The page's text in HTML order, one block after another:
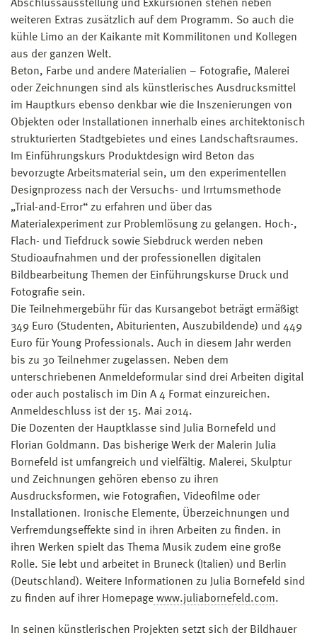
Abschlussausstellung und Exkursionen stehen neben
weiteren Extras zusätzlich auf dem Programm. So auch die
kühle Limo an der Kaikante mit Kommilitonen und Kollegen
aus der ganzen Welt.
Beton, Farbe und andere Materialien – Fotografie, Malerei
oder Zeichnungen sind als künstlerisches Ausdrucksmittel
im Hauptkurs ebenso denkbar wie die Inszenierungen von
Objekten oder Installationen innerhalb eines architektonisch
strukturierten Stadtgebietes und eines Landschaftsraumes.
Im Einführungskurs Produktdesign wird Beton das
bevorzugte Arbeitsmaterial sein, um den experimentellen
Designprozess nach der Versuchs- und Irrtumsmethode
„Trial-and-Error“ zu erfahren und über das
Materialexperiment zur Problemlösung zu gelangen. Hoch-,
Flach- und Tiefdruck sowie Siebdruck werden neben
Studioaufnahmen und der professionellen digitalen
Bildbearbeitung Themen der Einführungskurse Druck und
Fotografie sein.
Die Teilnehmergebühr für das Kursangebot beträgt ermäßigt
349 Euro (Studenten, Abiturienten, Auszubildende) und 449
Euro für Young Professionals. Auch in diesem Jahr werden
bis zu 30 Teilnehmer zugelassen. Neben dem
unterschriebenen Anmeldeformular sind drei Arbeiten digital
oder auch postalisch im Din A 4 Format einzureichen.
Anmeldeschluss ist der 15. Mai 2014.
Die Dozenten der Hauptklasse sind Julia Bornefeld und
Florian Goldmann. Das bisherige Werk der Malerin Julia
Bornefeld ist umfangreich und vielfältig. Malerei, Skulptur
und Zeichnungen gehören ebenso zu ihren
Ausdrucksformen, wie Fotografien, Videofilme oder
Installationen. Ironische Elemente, Überzeichnungen und
Verfremdungseffekte sind in ihren Arbeiten zu finden. in
ihren Werken spielt das Thema Musik zudem eine große
Rolle. Sie lebt und arbeitet in Bruneck (Italien) und Berlin
(Deutschland). Weitere Informationen zu Julia Bornefeld sind
zu finden auf ihrer Homepage www.juliabornefeld.com.
In seinen künstlerischen Projekten setzt sich der Bildhauer